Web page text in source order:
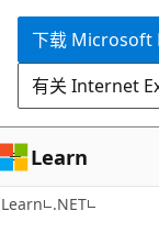
内
下载 Microsoft
有关 Internet
Learn
Learn .NET